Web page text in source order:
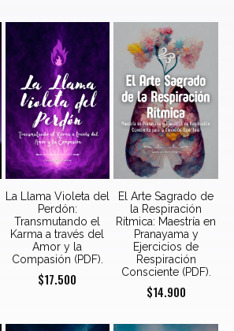
La Llama Violeta del
Perdón:
Transmutando el
Karma a través del
Amor y la
Compasión (PDF).
$17.500
El Arte Sagrado de
la Respiración
Rítmica: Maestría en
Pranayama y
Ejercicios de
Respiración
Consciente (PDF).
$14.900